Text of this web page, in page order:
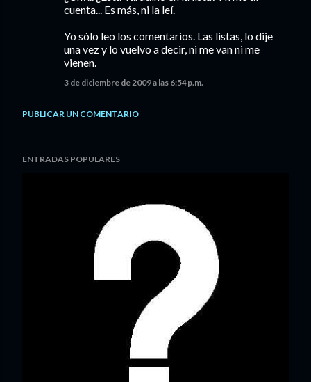
cuenta... Es más, ni la leí.
Yo sólo leo los comentarios. Las listas, lo dije
una vez y lo vuelvo a decir, ni me van ni me
vienen.
3 de diciembre de 2009 a las 6:54 p.m.
PUBLICAR UN COMENTARIO
ENTRADAS POPULARES